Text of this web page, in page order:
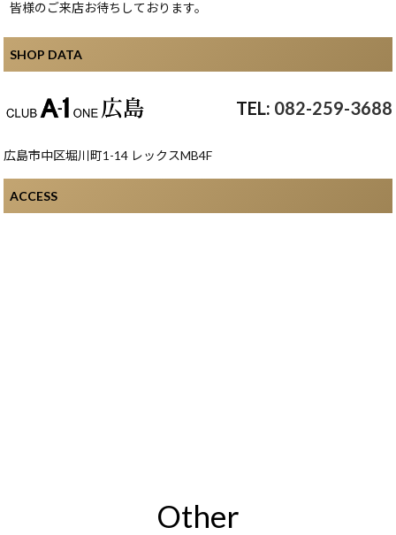
皆様のご来店お待ちしております。
SHOP DATA
082-259-3688
広島市中区堀川町1-14 レックスMB4F
ACCESS
Other